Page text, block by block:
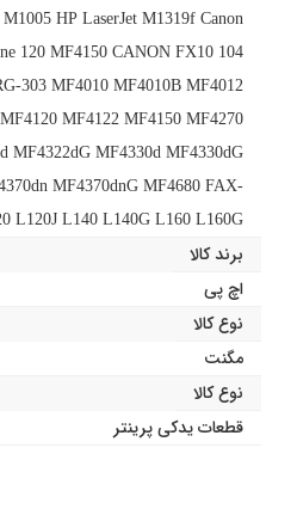
HP LaserJet M1319f Canon
120 MF4150 CANON FX10 104
303 MF4010 MF4010B MF4012
MF4122 MF4150 MF4270
MF4322dG MF4330d MF4330dG
MF4370dnG MF4680 FAX-
L120J L140 L140G L160 L160G
برند کالا
اچ پی
نوع کالا
مگنت
نوع کالا
قطعات یدکی پرینتر